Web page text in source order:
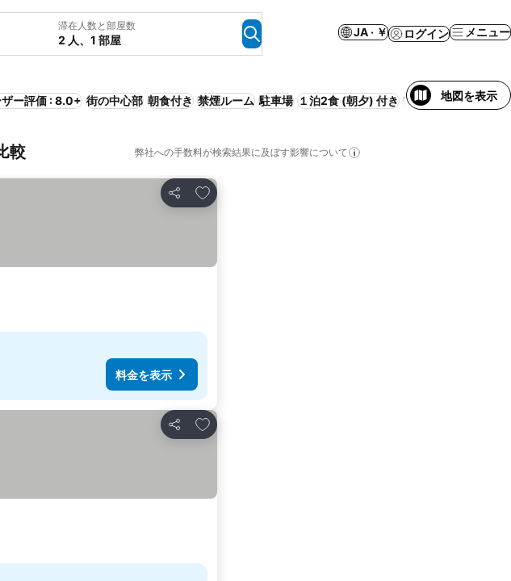
滞在人数と部屋数
2 人、1 部屋
JA · ￥ ログイン メニュー
ー評価 : 8.0+ 街の中心部 朝食付き 禁煙ルーム 駐車場 １泊2食 (朝夕) 付き WiFi 喫煙室 事前払
地図を表示
較 弊社への手数料が検索結果に及ぼす影響について
シェア
お気に入りに追加
料金を表示
シェア
お気に入りに追加